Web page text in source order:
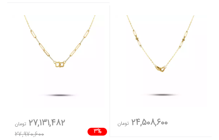
24,508,600 تومان
3%
27,131,482 تومان
27,970,600